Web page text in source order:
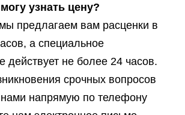
узнать цену?
предлагаем вам расценки в
а специальное
действует не более 24 часов.
срочных вопросов
нами напрямую по телефону